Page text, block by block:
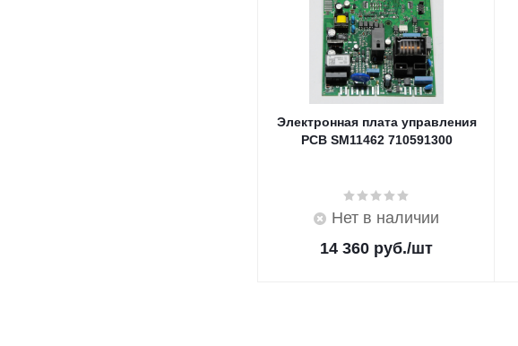
Электронная плата управления
PCB SM11462 710591300
Нет в наличии
14 360 руб./шт